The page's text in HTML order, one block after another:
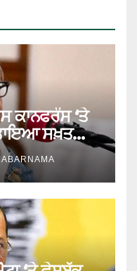
ਕਾਨਫਰੰਸ ‘ਤੇ
ਸਖ਼ਤ